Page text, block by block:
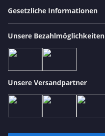
Gesetzliche Informationen
Unsere Bezahlmöglichkeiten
Unsere Versandpartner